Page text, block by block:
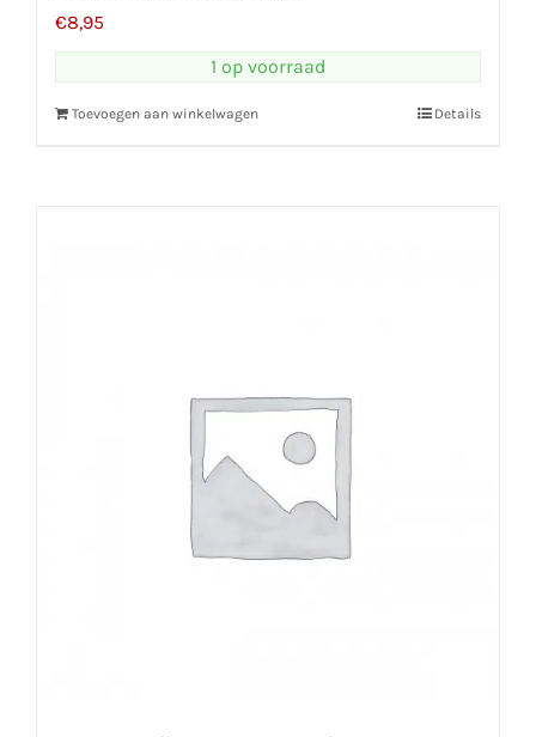
€8,95
1 op voorraad
Toevoegen aan winkelwagen Details